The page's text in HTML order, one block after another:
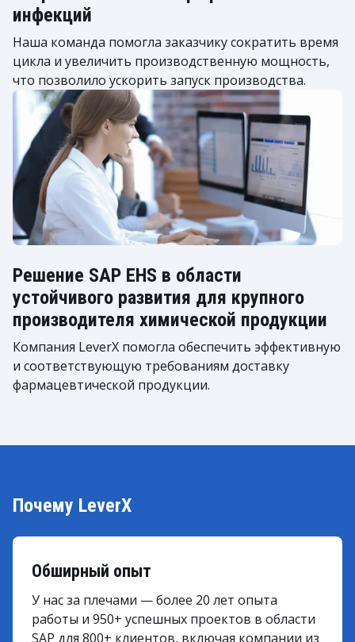
инфекций
Наша команда помогла заказчику сократить время
цикла и увеличить производственную мощность,
что позволило ускорить запуск производства.
Решение SAP EHS в области
устойчивого развития для крупного
производителя химической продукции
Компания LeverX помогла обеспечить эффективную
и соответствующую требованиям доставку
фармацевтической продукции.
Почему LeverX
Обширный опыт
У нас за плечами — более 20 лет опыта
работы и 950+ успешных проектов в области
SAP для 800+ клиентов, включая компании из